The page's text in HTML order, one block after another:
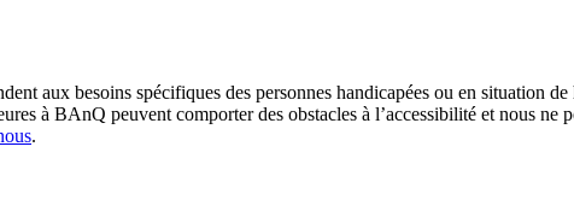
aux besoins spécifiques des personnes handicapées ou en situation
à BAnQ peuvent comporter des obstacles à l’accessibilité et nous
.